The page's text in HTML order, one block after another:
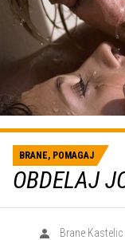
BRANE, POMAGAJ
OBDELAJ
Brane Kastelic